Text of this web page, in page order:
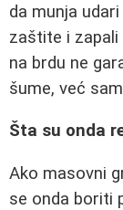
da munja
zaštite i zapali
na brdu ne
šume, već
Šta su onda
Ako masovni
se onda boriti